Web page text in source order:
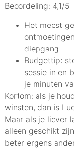
Beoordeling: 4,1/5
Het meest
diepgang.
Budgettip:
sessie in en
je minuten
Kortom: als je
winsten, dan is
Maar als je liever
alleen geschikt
beter ergens